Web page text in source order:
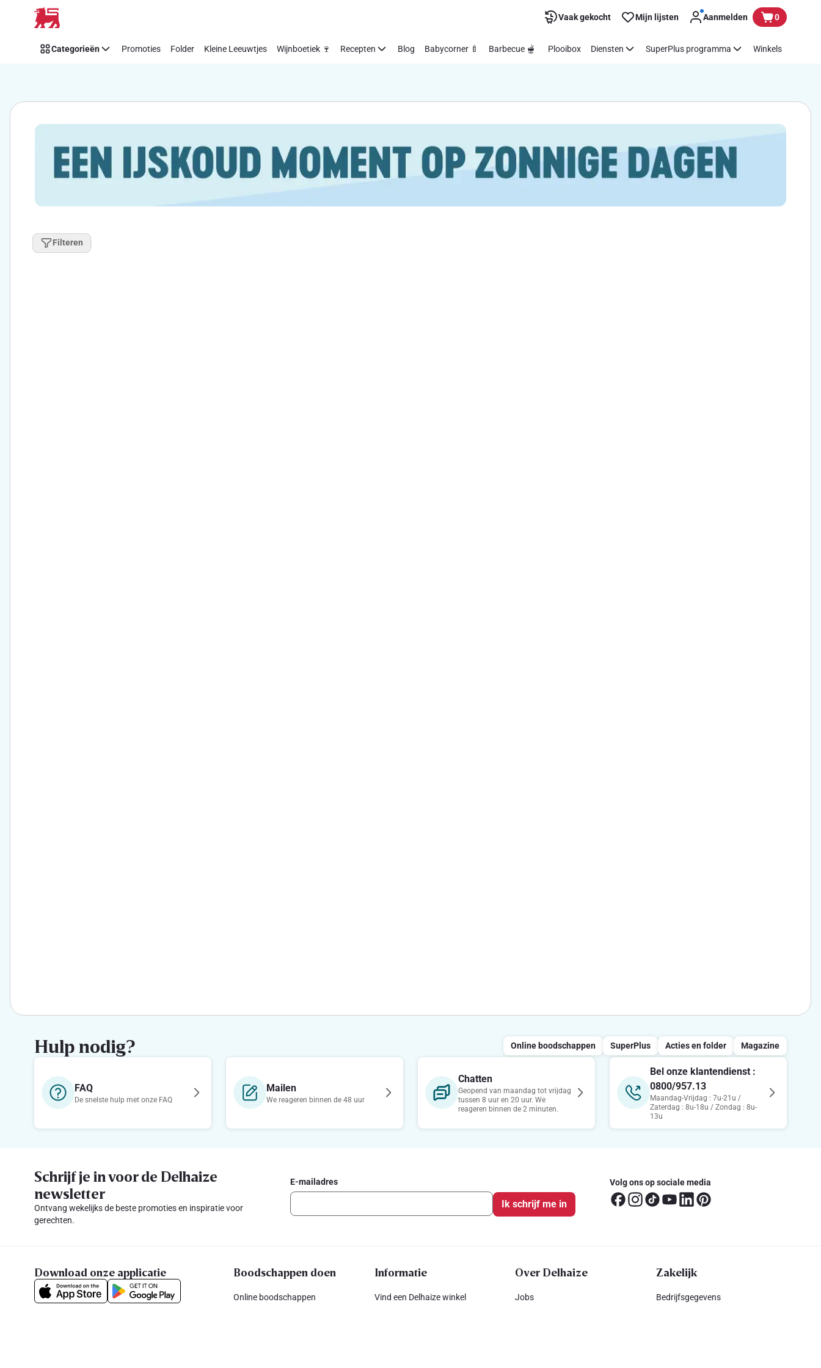
Overslaan Vaak gekocht Mijn lijsten Aanmelden 0
Categorieën Promoties Folder Kleine Leeuwtjes Wijnboetiek 🍷 Recepten Blog Babycorner 🍼 Barbecue 🫕 Plooibox Diensten SuperPlus programma Winkels
Filteren
Hulp nodig? Online boodschappen SuperPlus Acties en folder Magazine
FAQ
De snelste hulp met onze FAQ
Mailen
We reageren binnen de 48 uur
Chatten
Geopend van maandag tot vrijdag
tussen 8 uur en 20 uur. We
reageren binnen de 2 minuten.
Bel onze klantendienst :
0800/957.13
Maandag-Vrijdag : 7u-21u /
Zaterdag : 8u-18u / Zondag : 8u-
13u
Schrijf je in voor de Delhaize
newsletter
Ontvang wekelijks de beste promoties en inspiratie voor
gerechten.
E-mailadres
Ik schrijf me in
Volg ons op sociale media
Download onze applicatie Boodschappen doen
Online boodschappen
Informatie
Vind een Delhaize winkel
Over Delhaize
Jobs
Zakelijk
Bedrijfsgegevens